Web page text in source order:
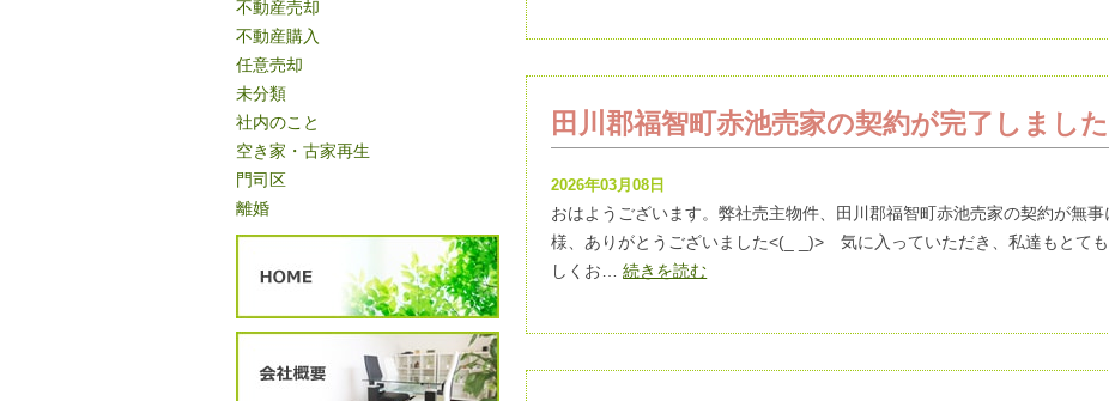
田川郡福智町赤池売家の契約が完了しまし
2026年03月08日
おはようございます。弊社売主物件、田川郡福智町赤池売家の契約が無
様、ありがとうございました<(_ _)> 気に入っていただき、私達もとて
しくお…続きを読む
不動産売却
不動産購入
任意売却
未分類
社内のこと
空き家・古家再生
門司区
離婚